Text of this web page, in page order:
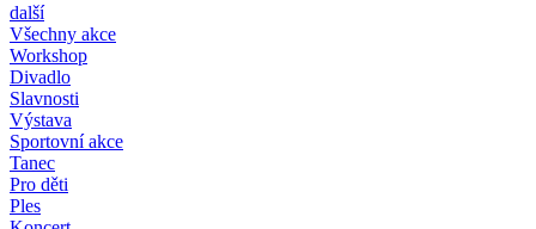
další
Všechny akce
Workshop
Divadlo
Slavnosti
Výstava
Sportovní akce
Tanec
Pro děti
Ples